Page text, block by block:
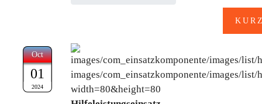
Oct
01
2024